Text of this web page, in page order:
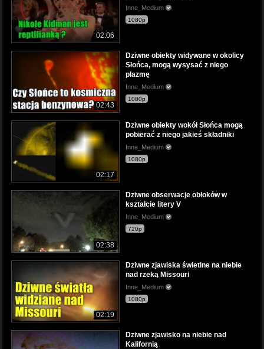
02:06
Inne_Medium
1080p
02:43
Dziwne obiekty widywane w okolicy
Słońca, mogą wysysać z niego
plazmę
Inne_Medium
1080p
02:17
Dziwne obiekty wokół Słońca mogą
pobierać z niego jakieś składniki
Inne_Medium
1080p
02:38
Dziwne obserwacje obłoków w
kształcie litery V
Inne_Medium
720p
02:19
Dziwne zjawiska świetlne na niebie
nad rzeką Missouri
Inne_Medium
1080p
Dziwne zjawisko na niebie nad
Kalifornią